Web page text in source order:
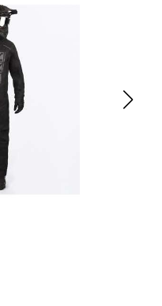
Fordon i lager